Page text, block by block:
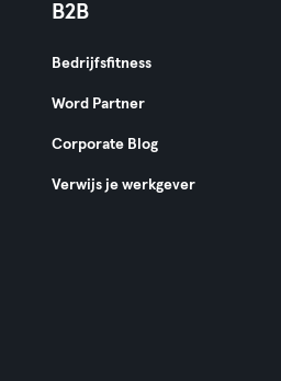
B2B
Bedrijfsfitness
Word Partner
Corporate Blog
Verwijs je werkgever